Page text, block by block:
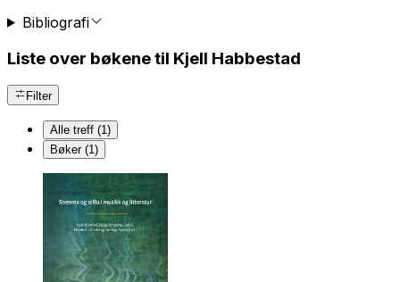
Bibliografi
Liste over bøkene til Kjell Habbestad
Filter
Alle treff (1)
Bøker (1)